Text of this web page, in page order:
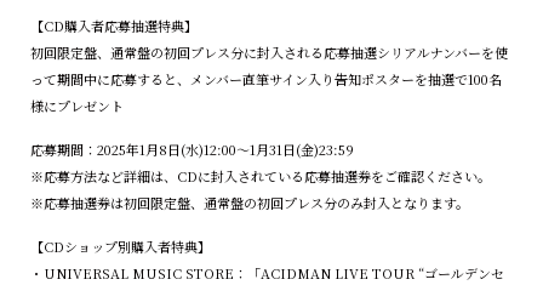
【CD購入者応募抽選特典】
初回限定盤、通常盤の初回プレス分に封入される応募抽選シリアルナンバーを使
って期間中に応募すると、メンバー直筆サイン入り告知ポスターを抽選で100名
様にプレゼント
応募期間：2025年1月8日(水)12:00～1月31日(金)23:59
※応募方法など詳細は、CDに封入されている応募抽選券をご確認ください。
※応募抽選券は初回限定盤、通常盤の初回プレス分のみ封入となります。
【CDショップ別購入者特典】
・UNIVERSAL MUSIC STORE：「ACIDMAN LIVE TOUR “ゴールデンセ